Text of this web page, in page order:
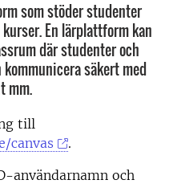
som stöder studenter
En lärplattform kan
där studenter och
säkert med
mm.
till
canvas
.
användarnamn och